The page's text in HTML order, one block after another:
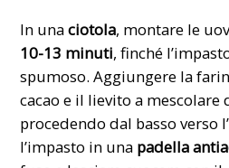
In unaciotola, montare le
10-13 minuti, finché
spumoso. Aggiungere la
cacao e il lievito a mescolare
procedendo dal basso verso
l’impasto in una padella